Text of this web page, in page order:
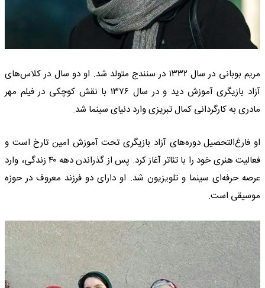
مریم بوبانی در سال ۱۳۳۲ در سنندج متولد شد. او دو سال در کلاس‌های
آزاد بازیگری آموزش دید و در سال ۱۳۷۶ با نقش کوچکی در فیلم مهر
مادری به کارگردانی کمال تبریزی وارد دنیای سینما شد.
او فارغ‌التحصیل دوره‌های آزاد بازیگری تحت آموزش امین تارخ است و
فعالیت هنری خود را با تئاتر آغاز کرد. پس از گذراندن دهه ۴۰ زندگی، وارد
عرصه حرفه‌ای سینما و تلویزیون شد. او دارای دو فرزند معروف در حوزه
موسیقی است.